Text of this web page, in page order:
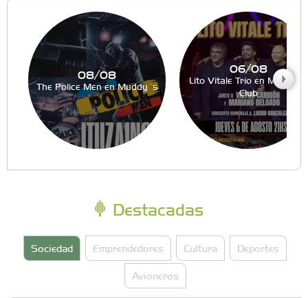
08/08
The Police Men en Muddy´s
06/08
Lito Vitale Trio en Muddy´s
Club
Destacadas
Sociedad Emprendedores Cultura Deportes
Avioneros